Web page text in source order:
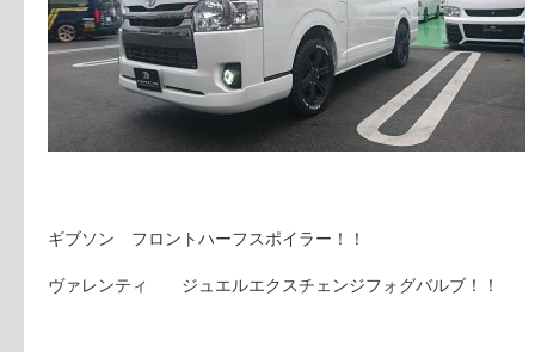
ギブソン フロントハーフスポイラー！！
ヴァレンティ ジュエルエクスチェンジフォグバルブ！！